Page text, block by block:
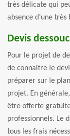
très délicate qui
absence d’une
Devis
Pour le projet de
de connaitre le
préparer sur le
projet. En
être offerte
professionnels. Le
tous les frais